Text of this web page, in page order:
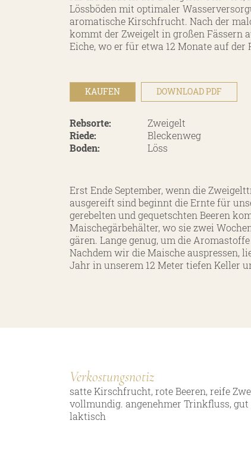
Lössböden mit optimaler
aromatische Kirschfrucht. Nach der
kommt der Zweigelt in großen Fässern
Eiche, wo er für etwa 12 Monate auf der
KAUFEN DOWNLOAD PDF
Rebsorte:
Zweigelt
Riede:
Bleckenweg
Boden:
Löss
Erst Ende September, wenn die
ausgereift sind beginnt die Ernte für
gerebelten und gequetschten Beeren
Maischegärbehälter, wo sie zwei
gären. Lange genug, um die
Nachdem wir die Maische auspressen,
Jahr in unserem 12 Meter tiefen Keller
Verkostungsnotiz
satte Kirschfrucht, rote Beeren, reife
vollmundig. angenehmer Trinkfluss, gut
laktisch